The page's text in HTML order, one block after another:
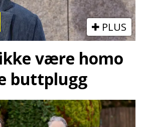
PLUS
være homo
buttplugg